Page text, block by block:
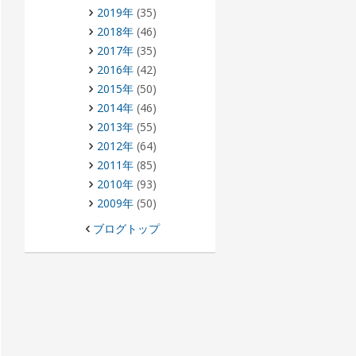
2019年(35)
2018年(46)
2017年(35)
2016年(42)
2015年(50)
2014年(46)
2013年(55)
2012年(64)
2011年(85)
2010年(93)
2009年(50)
ブログトップ